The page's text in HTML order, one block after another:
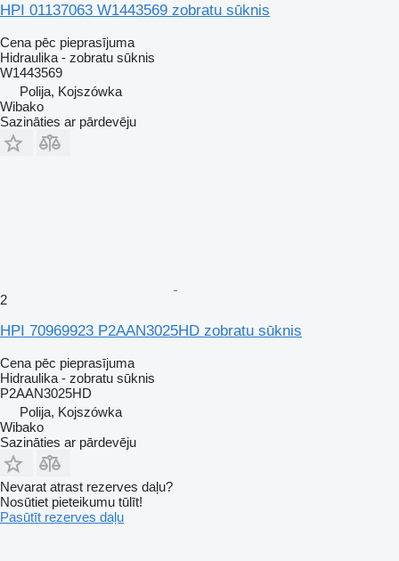
HPI 01137063 W1443569 zobratu sūknis
Cena pēc pieprasījuma
Hidraulika - zobratu sūknis
W1443569
Polija, Kojszówka
Wibako
Sazināties ar pārdevēju
2
HPI 70969923 P2AAN3025HD zobratu sūknis
Cena pēc pieprasījuma
Hidraulika - zobratu sūknis
P2AAN3025HD
Polija, Kojszówka
Wibako
Sazināties ar pārdevēju
Nevarat atrast rezerves daļu?
Nosūtiet pieteikumu tūlīt!
Pasūtīt rezerves daļu